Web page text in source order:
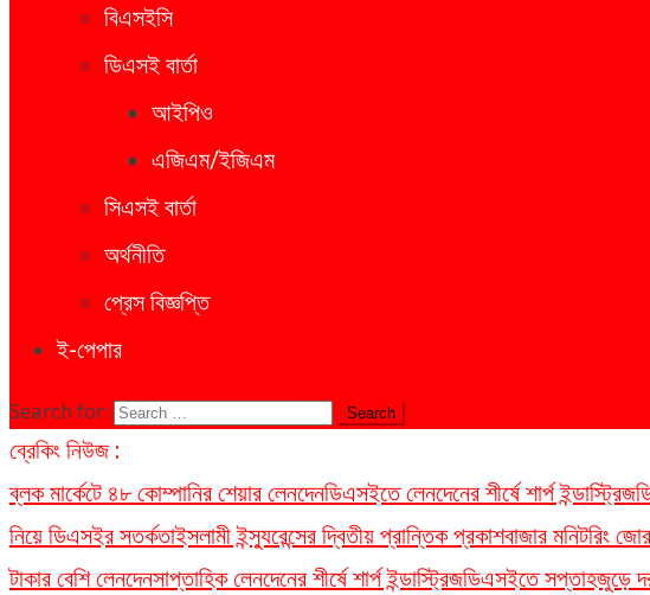
বিএসইসি
ডিএসই বার্তা
আইপিও
এজিএম/ইজিএম
সিএসই বার্তা
অর্থনীতি
প্রেস বিজ্ঞপ্তি
ই-পেপার
Search for:
ব্রেকিং নিউজ :
ব্লক মার্কেটে ৪৮ কোম্পানির শেয়ার লেনদেনডিএসইতে লেনদেনের শীর্ষে শার্প ইন্ডাস্ট্রিজ
নিয়ে ডিএসইর সতর্কতাইসলামী ইন্স্যুরেন্সের দ্বিতীয় প্রান্তিক প্রকাশবাজার মনিটরিং
টাকার বেশি লেনদেনসাপ্তাহিক লেনদেনের শীর্ষে শার্প ইন্ডাস্ট্রিজডিএসইতে সপ্তাহজুড়ে